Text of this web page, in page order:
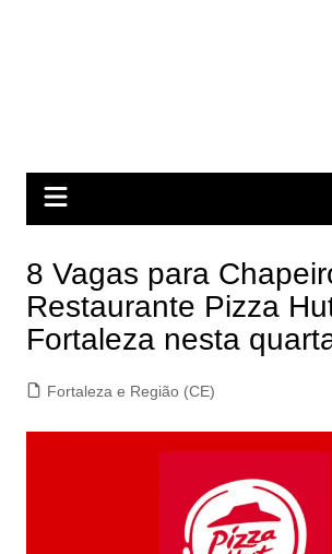
8 Vagas para
Restaurante Pizza
Fortaleza nesta
Fortaleza e Região (CE)